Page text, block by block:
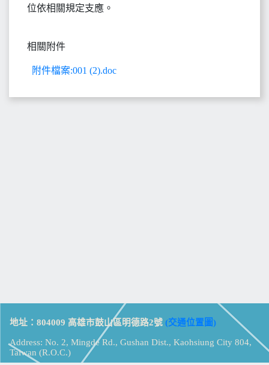
位依相關規定支應。
相關附件
附件檔案:001 (2).doc
地址：804009 高雄市鼓山區明德路2號 (交通位置圖)
Address: No. 2, Mingde Rd., Gushan Dist., Kaohsiung City 804,
Taiwan (R.O.C.)